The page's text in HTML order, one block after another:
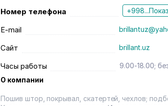
Номер телефона +998...
E-mail
Сайт brillant.uz
Часы работы
9.00-18.00;
О компании
Пошив штор, покрывал, скатертей, чехлов;